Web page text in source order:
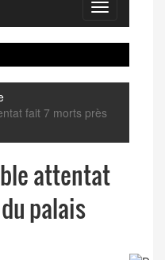
Toggle
navigation
fait 7 morts près
attentat
palais